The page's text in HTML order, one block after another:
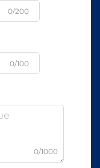
0/200
0/100
0/1000